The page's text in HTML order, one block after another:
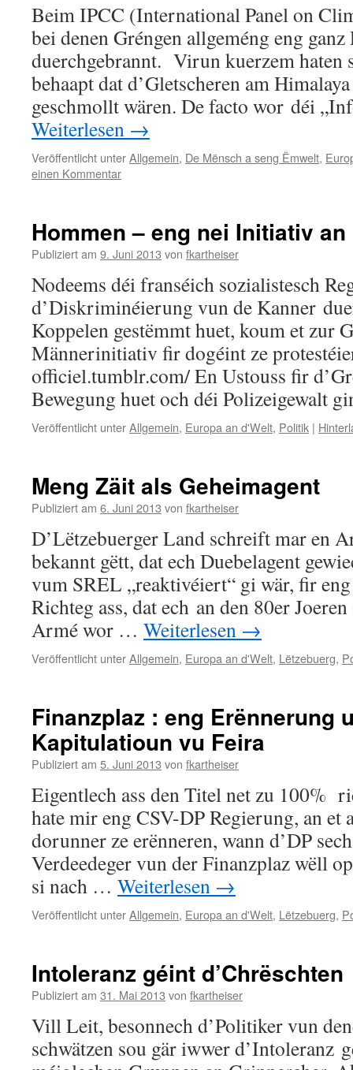
Beim IPCC (International Panel on
bei denen Gréngen allgeméng eng
duerchgebrannt. Virun kuerzem haten
behaapt dat d’Gletscheren am
geschmollt wären. De facto wor déi
Weiterlesen →
Veröffentlicht unterAllgemein, De Mënsch a seng Ëmwelt,
einen Kommentar
Hommen – eng nei Initiativ
Publiziert am 9. Juni 2013 von fkartheiser
Nodeems déi franséich sozialistesch
d’Diskriminéierung vun de Kanner
Koppelen gestëmmt huet, koum et zur
Männerinitiativ fir dogéint ze
officiel.tumblr.com/ En Ustouss fir
Bewegung huet och déi Polizeigewalt
Veröffentlicht unterAllgemein, Europa an d'Welt, Politik |
Meng Zäit als Geheimagent
Publiziert am 6. Juni 2013 von fkartheiser
D’Lëtzebuerger Land schreift mar en
bekannt gëtt, dat ech Duebelagent
vum SREL „reaktivéiert“ gi wär, fir
Richteg ass, dat ech an den 80er
Armé wor … Weiterlesen →
Veröffentlicht unterAllgemein, Europa an d'Welt, Lëtzebuerg,
Finanzplaz : eng Erënnerung
Kapitulatioun vu Feira
Publiziert am 5. Juni 2013 von fkartheiser
Eigentlech ass den Titel net zu 100%
hate mir eng CSV-DP Regierung, an et
dorunner ze erënneren, wann d’DP
Verdeedeger vun der Finanzplaz wëll
si nach … Weiterlesen →
Veröffentlicht unterAllgemein, Europa an d'Welt, Lëtzebuerg,
Intoleranz géint d’Chrëschten
Publiziert am 31. Mai 2013 von fkartheiser
Vill Leit, besonnech d’Politiker vun
schwätzen sou gär iwwer d’Intoleranz